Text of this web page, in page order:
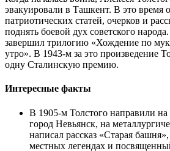
эвакуировали в Ташкент. В это время
патриотических статей, очерков и
поднять боевой дух советского
завершил трилогию «Хождение по
утро». В 1943-м за это произведение
одну Сталинскую премию.
Интересные факты
В 1905-м Толстого направили на
город Невьянск, на
написал рассказ «Старая
местных легендах и